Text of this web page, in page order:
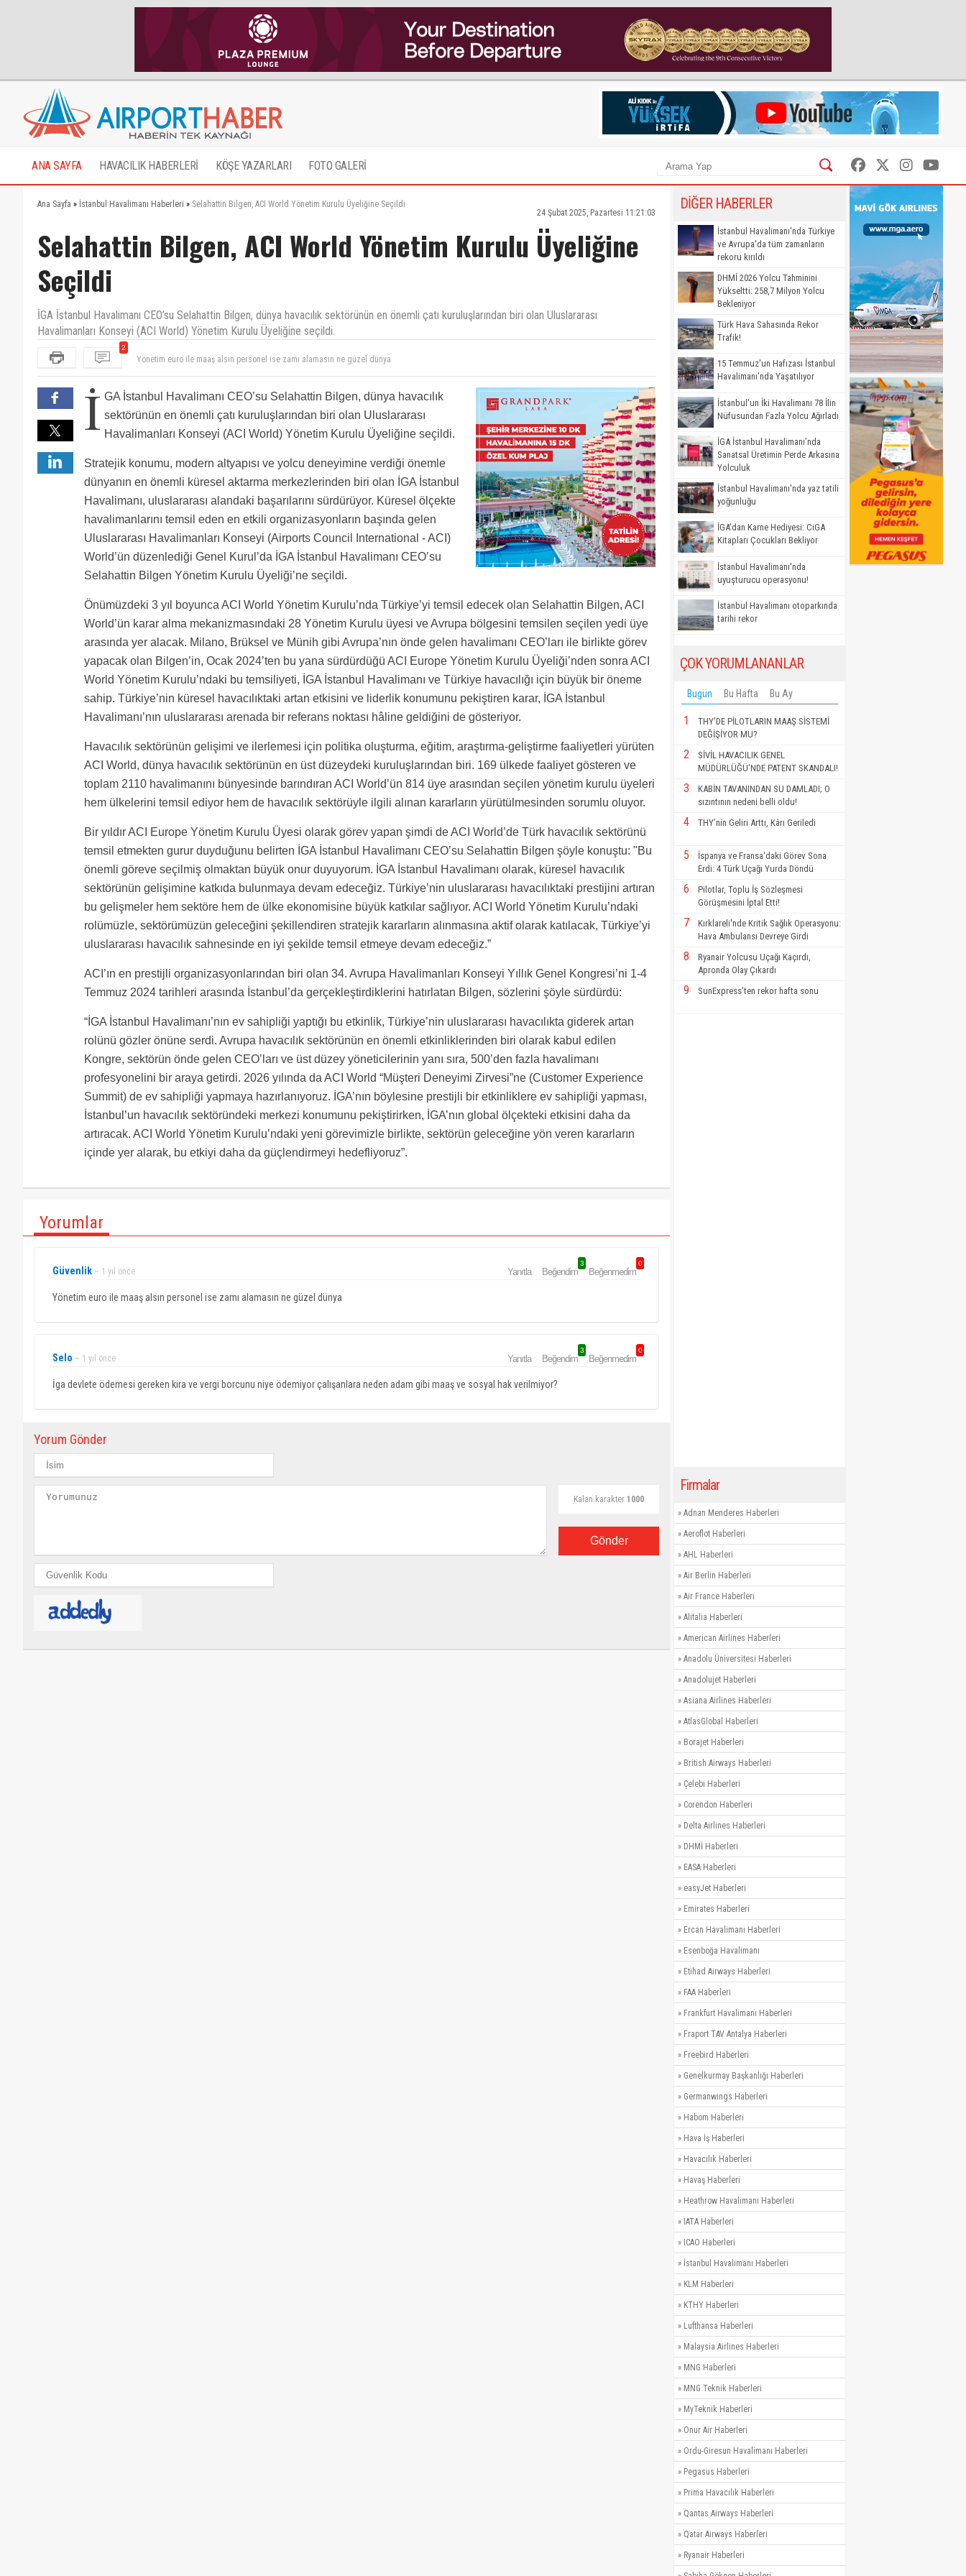
ANA SAYFA HAVACILIK HABERLERİ KÖŞE YAZARLARI FOTO GALERİ
Ana Sayfa » İstanbul Havalimanı Haberleri » Selahattin Bilgen, ACI World Yönetim Kurulu Üyeliğine Seçildi
24 Şubat 2025, Pazartesi 11:21:03
Selahattin Bilgen, ACI World Yönetim Kurulu Üyeliğine
Seçildi
İGA İstanbul Havalimanı CEO’su Selahattin Bilgen, dünya havacılık sektörünün en önemli çatı kuruluşlarından biri olan Uluslararası
Havalimanları Konseyi (ACI World) Yönetim Kurulu Üyeliğine seçildi.
2
İga devlete ödemesi gereken kira ve vergi borcunu niye ödemiyor çalışanlara neden adam gibi maaş ve sosyal hak verilmiyor?
İ GA İstanbul Havalimanı CEO’su Selahattin Bilgen, dünya havacılık
sektörünün en önemli çatı kuruluşlarından biri olan Uluslararası
Havalimanları Konseyi (ACI World) Yönetim Kurulu Üyeliğine seçildi.
Stratejik konumu, modern altyapısı ve yolcu deneyimine verdiği önemle
dünyanın en önemli küresel aktarma merkezlerinden biri olan İGA İstanbul
Havalimanı, uluslararası alandaki başarılarını sürdürüyor. Küresel ölçekte
havalimanlarını temsil eden en etkili organizasyonların başında gelen
Uluslararası Havalimanları Konseyi (Airports Council International - ACI)
World’ün düzenlediği Genel Kurul’da İGA İstanbul Havalimanı CEO’su
Selahattin Bilgen Yönetim Kurulu Üyeliği’ne seçildi.
Önümüzdeki 3 yıl boyunca ACI World Yönetim Kurulu’nda Türkiye’yi temsil edecek olan Selahattin Bilgen, ACI
World’ün karar alma mekanizmasındaki 28 Yönetim Kurulu üyesi ve Avrupa bölgesini temsilen seçilen yedi üye
arasında yer alacak. Milano, Brüksel ve Münih gibi Avrupa’nın önde gelen havalimanı CEO’ları ile birlikte görev
yapacak olan Bilgen’in, Ocak 2024’ten bu yana sürdürdüğü ACI Europe Yönetim Kurulu Üyeliği’nden sonra ACI
World Yönetim Kurulu’ndaki bu temsiliyeti, İGA İstanbul Havalimanı ve Türkiye havacılığı için büyük bir öneme
sahip. Türkiye’nin küresel havacılıktaki artan etkisini ve liderlik konumunu pekiştiren karar, İGA İstanbul
Havalimanı’nın uluslararası arenada bir referans noktası hâline geldiğini de gösteriyor.
Havacılık sektörünün gelişimi ve ilerlemesi için politika oluşturma, eğitim, araştırma-geliştirme faaliyetleri yürüten
ACI World, dünya havacılık sektörünün en üst düzeydeki kuruluşlarından biri. 169 ülkede faaliyet gösteren ve
toplam 2110 havalimanını bünyesinde barındıran ACI World’ün 814 üye arasından seçilen yönetim kurulu üyeleri
hem ülkelerini temsil ediyor hem de havacılık sektörüyle ilgili alınan kararların yürütülmesinden sorumlu oluyor.
Bir yıldır ACI Europe Yönetim Kurulu Üyesi olarak görev yapan şimdi de ACI World’de Türk havacılık sektörünü
temsil etmekten gurur duyduğunu belirten İGA İstanbul Havalimanı CEO’su Selahattin Bilgen şöyle konuştu: "Bu
önemli göreve seçilmiş olmaktan büyük onur duyuyorum. İGA İstanbul Havalimanı olarak, küresel havacılık
sektörünün gelişimine katkıda bulunmaya devam edeceğiz. Türkiye’nin uluslararası havacılıktaki prestijini artıran
bu gelişmeler hem sektöre hem de ülke ekonomisine büyük katkılar sağlıyor. ACI World Yönetim Kurulu’ndaki
rolümüzle, sektörümüzün geleceğini şekillendiren stratejik kararların alınmasına aktif olarak katılacak, Türkiye’yi
uluslararası havacılık sahnesinde en iyi şekilde temsil etmeye devam edeceğiz.”
ACI’ın en prestijli organizasyonlarından biri olan 34. Avrupa Havalimanları Konseyi Yıllık Genel Kongresi’ni 1-4
Temmuz 2024 tarihleri arasında İstanbul’da gerçekleştirdiklerini hatırlatan Bilgen, sözlerini şöyle sürdürdü:
“İGA İstanbul Havalimanı’nın ev sahipliği yaptığı bu etkinlik, Türkiye’nin uluslararası havacılıkta giderek artan
rolünü gözler önüne serdi. Avrupa havacılık sektörünün en önemli etkinliklerinden biri olarak kabul edilen
Kongre, sektörün önde gelen CEO’ları ve üst düzey yöneticilerinin yanı sıra, 500’den fazla havalimanı
profesyonelini bir araya getirdi. 2026 yılında da ACI World “Müşteri Deneyimi Zirvesi”ne (Customer Experience
Summit) de ev sahipliği yapmaya hazırlanıyoruz. İGA’nın böylesine prestijli bir etkinliklere ev sahipliği yapması,
İstanbul’un havacılık sektöründeki merkezi konumunu pekiştirirken, İGA’nın global ölçekteki etkisini daha da
artıracak. ACI World Yönetim Kurulu’ndaki yeni görevimizle birlikte, sektörün geleceğine yön veren kararların
içinde yer alarak, bu etkiyi daha da güçlendirmeyi hedefliyoruz”.
Yorumlar
Güvenlik ~ 1 yıl önce Yanıtla Beğendim
3
Beğenmedim
0
Yönetim euro ile maaş alsın personel ise zamı alamasın ne güzel dünya
Selo ~ 1 yıl önce Yanıtla Beğendim
3
Beğenmedim
0
İga devlete ödemesi gereken kira ve vergi borcunu niye ödemiyor çalışanlara neden adam gibi maaş ve sosyal hak verilmiyor?
Yorum Gönder
Kalan karakter 1000
Gönder
DİĞER HABERLER
İstanbul Havalimanı'nda Türkiye
ve Avrupa'da tüm zamanların
rekoru kırıldı
DHMİ 2026 Yolcu Tahminini
Yükseltti: 258,7 Milyon Yolcu
Bekleniyor
Türk Hava Sahasında Rekor
Trafik!
15 Temmuz'un Hafızası İstanbul
Havalimanı'nda Yaşatılıyor
İstanbul'un İki Havalimanı 78 İlin
Nüfusundan Fazla Yolcu Ağırladı
İGA İstanbul Havalimanı’nda
Sanatsal Üretimin Perde Arkasına
Yolculuk
İstanbul Havalimanı'nda yaz tatili
yoğunluğu
İGA'dan Karne Hediyesi: CiGA
Kitapları Çocukları Bekliyor
İstanbul Havalimanı'nda
uyuşturucu operasyonu!
İstanbul Havalimanı otoparkında
tarihi rekor
ÇOK YORUMLANANLAR
Bugün Bu Hafta Bu Ay
1
THY’DE PİLOTLARIN MAAŞ SİSTEMİ
DEĞİŞİYOR MU?
2
SİVİL HAVACILIK GENEL
MÜDÜRLÜĞÜ'NDE PATENT SKANDALI!
3
KABİN TAVANINDAN SU DAMLADI; O
sızıntının nedeni belli oldu!
4 THY’nin Geliri Arttı, Kârı Geriledi
5
İspanya ve Fransa'daki Görev Sona
Erdi: 4 Türk Uçağı Yurda Döndü
6
Pilotlar, Toplu İş Sözleşmesi
Görüşmesini İptal Etti!
7
Kırklareli'nde Kritik Sağlık Operasyonu:
Hava Ambulansı Devreye Girdi
8
Ryanair Yolcusu Uçağı Kaçırdı,
Apronda Olay Çıkardı
9 SunExpress’ten rekor hafta sonu
Firmalar
» Adnan Menderes Haberleri
» Aeroflot Haberleri
» AHL Haberleri
» Air Berlin Haberleri
» Air France Haberleri
» Alitalia Haberleri
» American Airlines Haberleri
» Anadolu Üniversitesi Haberleri
» Anadolujet Haberleri
» Asiana Airlines Haberleri
» AtlasGlobal Haberleri
» Borajet Haberleri
» British Airways Haberleri
» Çelebi Haberleri
» Corendon Haberleri
» Delta Airlines Haberleri
» DHMİ Haberleri
» EASA Haberleri
» easyJet Haberleri
» Emirates Haberleri
» Ercan Havalimanı Haberleri
» Esenboğa Havalimanı
» Etihad Airways Haberleri
» FAA Haberleri
» Frankfurt Havalimanı Haberleri
» Fraport TAV Antalya Haberleri
» Freebird Haberleri
» Genelkurmay Başkanlığı Haberleri
» Germanwings Haberleri
» Habom Haberleri
» Hava İş Haberleri
» Havacılık Haberleri
» Havaş Haberleri
» Heathrow Havalimanı Haberleri
» IATA Haberleri
» ICAO Haberleri
» İstanbul Havalimanı Haberleri
» KLM Haberleri
» KTHY Haberleri
» Lufthansa Haberleri
» Malaysia Airlines Haberleri
» MNG Haberleri
» MNG Teknik Haberleri
» MyTeknik Haberleri
» Onur Air Haberleri
» Ordu-Giresun Havalimanı Haberleri
» Pegasus Haberleri
» Prima Havacılık Haberleri
» Qantas Airways Haberleri
» Qatar Airways Haberleri
» Ryanair Haberleri